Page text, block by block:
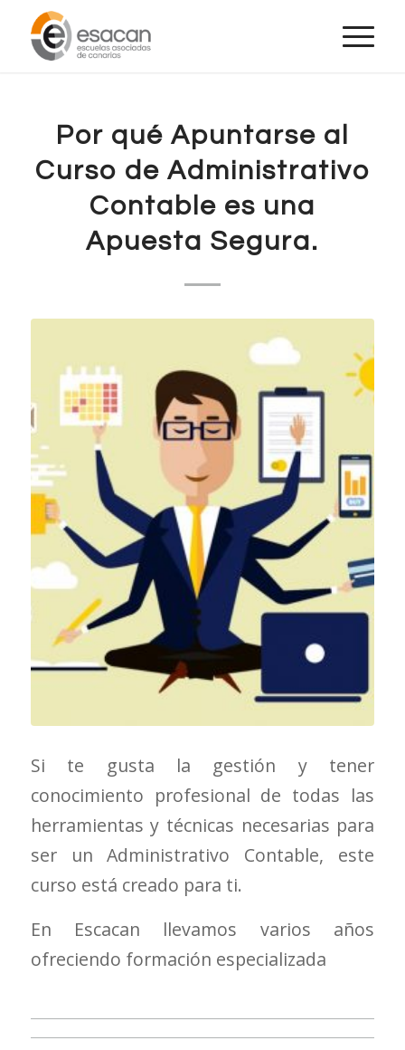
Por qué Apuntarse al
Curso de Administrativo
Contable es una
Apuesta Segura.
Si te gusta la gestión y tener
conocimiento profesional de todas las
herramientas y técnicas necesarias para
ser un Administrativo Contable, este
curso está creado para ti.
En Escacan llevamos varios años
ofreciendo formación especializada